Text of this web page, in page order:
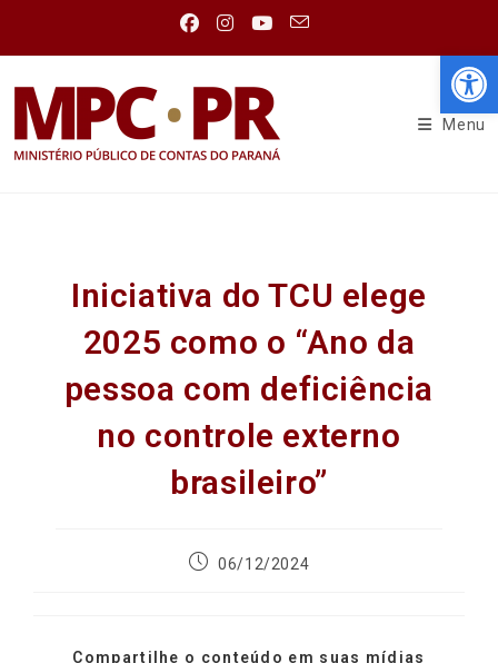
Menu
Iniciativa do TCU elege
2025 como o “Ano da
pessoa com deficiência
no controle externo
brasileiro”
06/12/2024
Compartilhe o conteúdo em suas mídias